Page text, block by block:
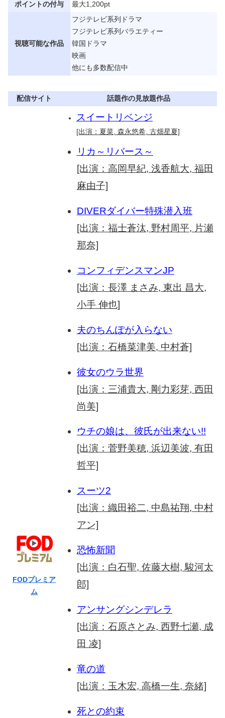
ポイントの付与
最大1,200pt
視聴可能な作品
フジテレビ系列ドラマ
フジテレビ系列バラエティー
韓国ドラマ
映画
他にも多数配信中
配信サイト 話題作の見放題作品
FODプレミア
ム
スイートリベンジ
[出演：夏菜, 森永悠希, 古畑星夏]
リカ～リバース～
[出演：高岡早紀, 浅香航大, 福田
麻由子]
DIVERダイバー特殊潜入班
[出演：福士蒼汰, 野村周平, 片瀬
那奈]
コンフィデンスマンJP
[出演：長澤 まさみ, 東出 昌大,
小手 伸也]
夫のちんぽが入らない
[出演：石橋菜津美, 中村蒼]
彼女のウラ世界
[出演：三浦貴大, 剛力彩芽, 西田
尚美]
ウチの娘は、彼氏が出来ない!!
[出演：菅野美穂, 浜辺美波, 有田
哲平]
スーツ2
[出演：織田裕二, 中島祐翔, 中村
アン]
恐怖新聞
[出演：白石聖, 佐藤大樹, 駿河太
郎]
アンサングシンデレラ
[出演：石原さとみ, 西野七瀬, 成
田 凌]
竜の道
[出演：玉木宏, 高橋一生, 奈緒]
死との約束